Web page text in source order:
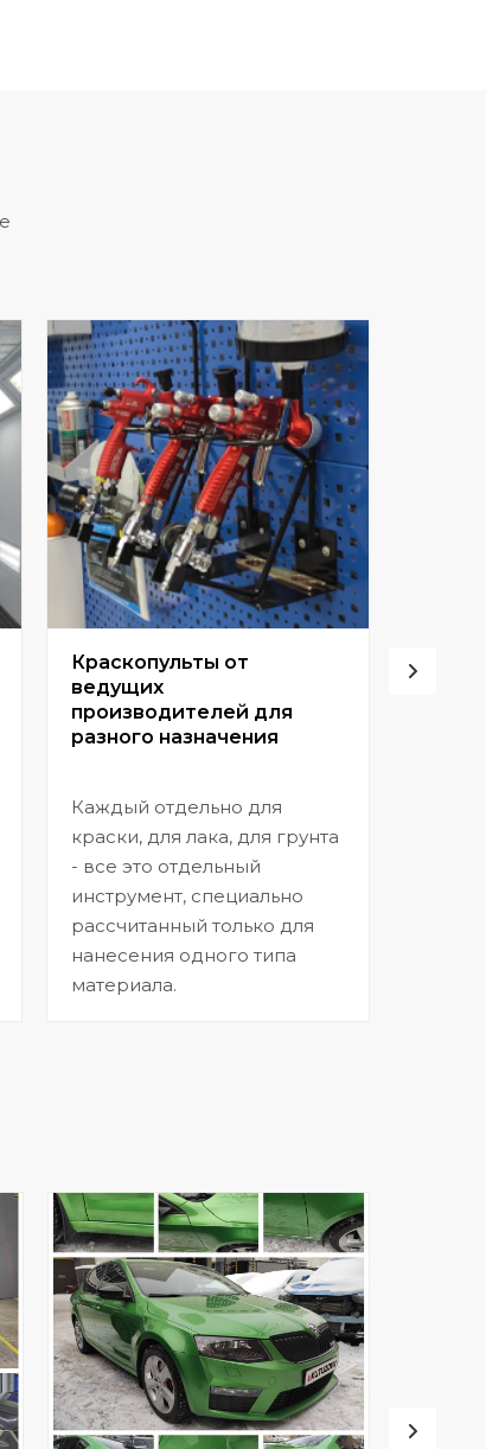
Краскопульты от
ведущих
производителей для
разного назначения
Каждый отдельно для
краски, для лака, для грунта
- все это отдельный
инструмент, специально
рассчитанный только для
нанесения одного типа
материала.